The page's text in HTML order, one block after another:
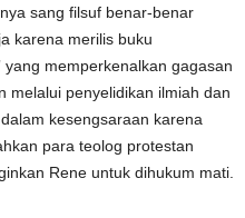
sang filsuf benar-benar
karena merilis buku
yang memperkenalkan gagasan
melalui penyelidikan ilmiah dan
kesengsaraan karena
para teolog protestan
Rene untuk dihukum mati.